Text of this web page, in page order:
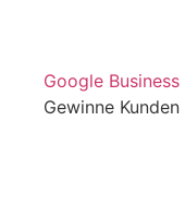
Google
Gewinne